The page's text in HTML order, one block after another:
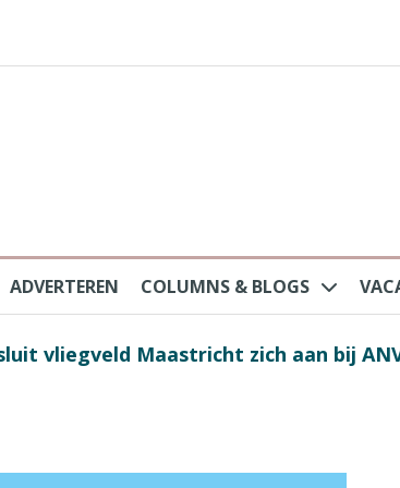
ADVERTEREN COLUMNS & BLOGS
massatoerisme: ‘Nederlandse